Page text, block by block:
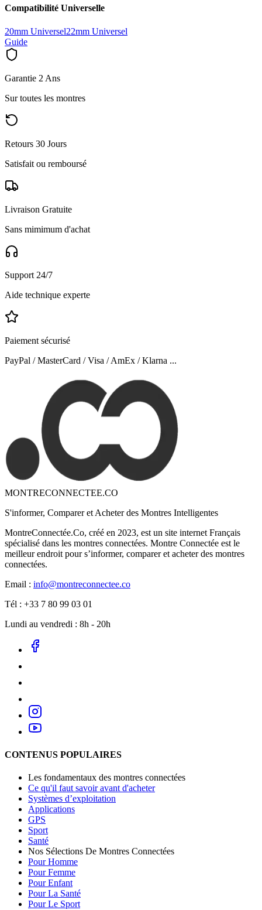
Compatibilité Universelle
20mm Universel22mm Universel
Guide
Garantie 2 Ans
Sur toutes les montres
Retours 30 Jours
Satisfait ou remboursé
Livraison Gratuite
Sans mimimum d'achat
Support 24/7
Aide technique experte
Paiement sécurisé
PayPal / MasterCard / Visa / AmEx / Klarna ...
MONTRECONNECTEE.CO
S'informer, Comparer et Acheter des Montres Intelligentes
MontreConnectée.Co, créé en 2023, est un site internet Français
spécialisé dans les montres connectées. Montre Connectée est le
meilleur endroit pour s’informer, comparer et acheter des montres
connectées.
Email : info@montreconnectee.co
Tél : +33 7 80 99 03 01
Lundi au vendredi : 8h - 20h
CONTENUS POPULAIRES
Les fondamentaux des montres connectées
Ce qu'il faut savoir avant d'acheter
Systèmes d’exploitation
Applications
GPS
Sport
Santé
Nos Sélections De Montres Connectées
Pour Homme
Pour Femme
Pour Enfant
Pour La Santé
Pour Le Sport